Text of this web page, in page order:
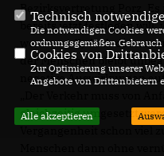
Bezirksvertretung Porz. Es
bereits jetzt festlegen will,
werden soll, doch die
der Menschen bleibt
negative Auswirkungen
gleichzeitig umgesetzt
Technisch
Die notwendigen Cookies
ordnungsgemäßen
Cookies von
Zur Optimierung unserer
Angebote von Drittanbietern
Alle akzeptieren